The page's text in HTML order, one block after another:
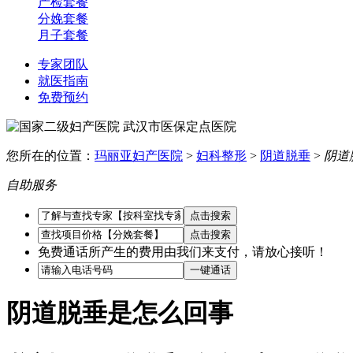
分娩套餐
月子套餐
专家团队
就医指南
免费预约
您所在的位置： 玛丽亚妇产医院 > 妇科整形 > 阴道脱垂 > 阴道
自助服务
免费通话所产生的费用由我们来支付，请放心接听！
阴道脱垂是怎么回事